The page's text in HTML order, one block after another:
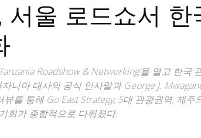
서울 로드쇼서 한
Roadshow & Networking’을 열고 한국
니아 대사의 공식 인사말과 George J.
를 통해 Go East Strategy, 5대 관광권역, 제주
회가 종합적으로 다뤄졌다.